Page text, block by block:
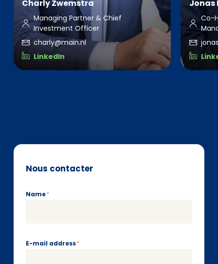
Charly Zwemstra
Managing Partner & Chief
Investment Officer
charly@main.nl
LinkedIn
Jonas
Co-
Nous contacter
Name*
E-mail address*